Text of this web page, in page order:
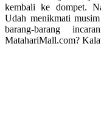
kembali ke dompet.
Udah menikmati
barang-barang
MatahariMall.com?